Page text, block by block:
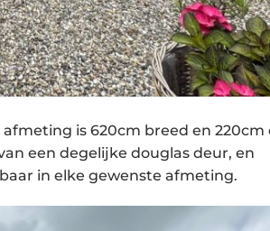
is 620cm breed en 220cm
een degelijke douglas deur, en
in elke gewenste afmeting.